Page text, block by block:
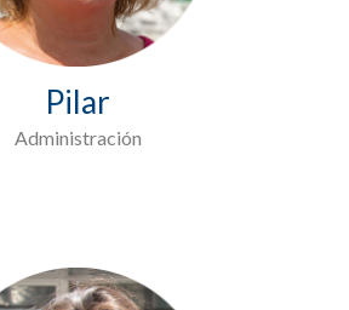
Pilar
Administración